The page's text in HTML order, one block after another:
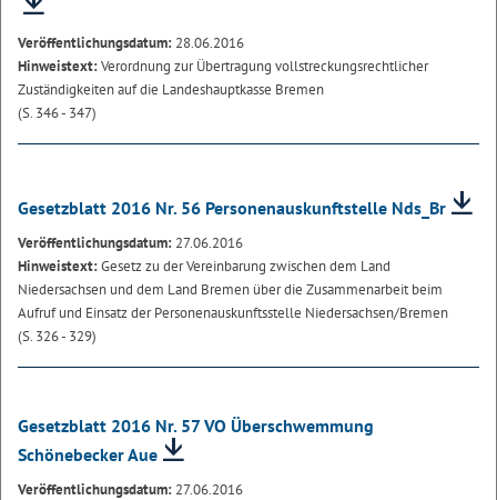
Veröffentlichungsdatum: 28.06.2016
Hinweistext:Verordnung zur Übertragung vollstreckungsrechtlicher
Zuständigkeiten auf die Landeshauptkasse Bremen
(S. 346 - 347)
Gesetzblatt 2016 Nr. 56 Personenauskunftstelle Nds_Br
Veröffentlichungsdatum: 27.06.2016
Hinweistext:Gesetz zu der Vereinbarung zwischen dem Land
Niedersachsen und dem Land Bremen über die Zusammenarbeit beim
Aufruf und Einsatz der Personenauskunftsstelle Niedersachsen/Bremen
(S. 326 - 329)
Gesetzblatt 2016 Nr. 57 VO Überschwemmung
Schönebecker Aue
Veröffentlichungsdatum: 27.06.2016